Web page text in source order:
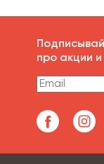
про акции